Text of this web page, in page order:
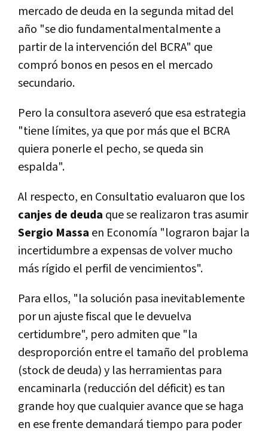
mercado de deuda en la segunda mitad del
año "se dio fundamentalmentalmente a
partir de la intervención del BCRA" que
compró bonos en pesos en el mercado
secundario.
Pero la consultora aseveró que esa estrategia
"tiene límites, ya que por más que el BCRA
quiera ponerle el pecho, se queda sin
espalda".
Al respecto, en Consultatio evaluaron que los
canjes de deuda que se realizaron tras asumir
Sergio Massa en Economía "lograron bajar la
incertidumbre a expensas de volver mucho
más rígido el perfil de vencimientos".
Para ellos, "la solución pasa inevitablemente
por un ajuste fiscal que le devuelva
certidumbre", pero admiten que "la
desproporción entre el tamaño del problema
(stock de deuda) y las herramientas para
encaminarla (reducción del déficit) es tan
grande hoy que cualquier avance que se haga
en ese frente demandará tiempo para poder